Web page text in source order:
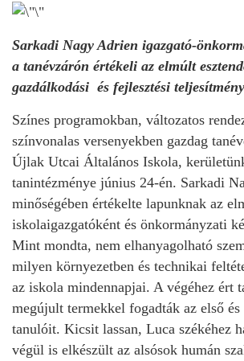
Sarkadi Nagy Adrien igazgató-
a tanévzárón értékeli az elmúlt
gazdálkodási és fejlesztési
Színes programokban, változatos
színvonalas versenyekben gazdag
Újlak Utcai Általános Iskola,
tanintézménye június 24-én. Sarkadi
minőségében értékelte lapunknak az
iskolaigazgatóként és önkormányzati
Mint mondta, nem elhanyagolható
milyen környezetben és technikai
az iskola mindennapjai. A végéhez ért
megújult termekkel fogadták az első
tanulóit. Kicsit lassan, Luca székéhez
végül is elkészült az alsósok humán